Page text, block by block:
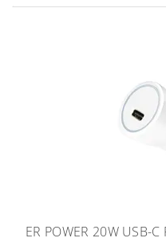
ER POWER 20W USB-